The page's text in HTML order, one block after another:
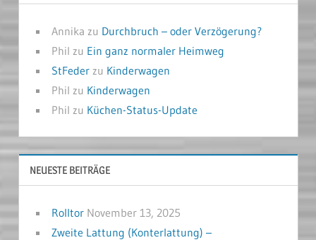
Annika zu Durchbruch – oder Verzögerung?
Phil zu Ein ganz normaler Heimweg
StFederzu Kinderwagen
Phil zu Kinderwagen
Phil zu Küchen-Status-Update
NEUESTE BEITRÄGE
Rolltor November 13, 2025
Zweite Lattung (Konterlattung) –